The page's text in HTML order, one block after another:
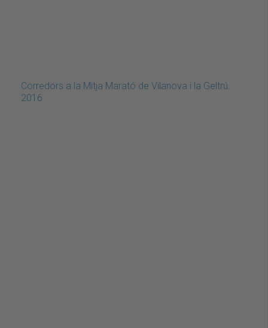
Corredors a la Mitja Marató de Vilanova i la Geltrú.
2016